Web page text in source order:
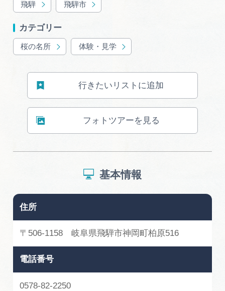
お問い合わせ
運営組織
広告掲載
サイトポリシー
飛騨 飛騨市
カテゴリー
桜の名所 体験・見学
行きたいリストに追加
フォトツアーを見る
基本情報
住所
〒506-1158 岐阜県飛騨市神岡町柏原516
電話番号
0578-82-2250